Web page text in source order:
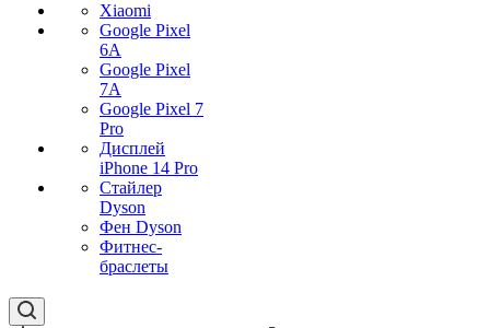
Xiaomi
Google Pixel
6A
Google Pixel
7А
Google Pixel 7
Pro
Дисплей
iPhone 14 Pro
Стайлер
Dyson
Фен Dyson
Фитнес-
браслеты